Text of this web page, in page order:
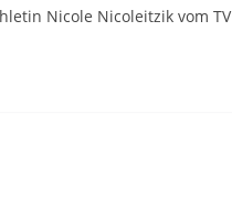
Nicole Nicoleitzik vom TV